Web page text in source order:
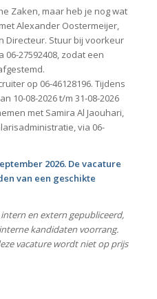
Zaken, maar heb je nog wat
Alexander Oostermeijer,
Directeur. Stuur bij voorkeur
27592408, zodat een
op 06-46128196. Tijdens
10-08-2026 t/m 31-08-2026
met Samira Al Jaouhari,
via 06-
2026. De vacature
van een geschikte
en extern gepubliceerd,
kandidaten voorrang.
vacature wordt niet op prijs